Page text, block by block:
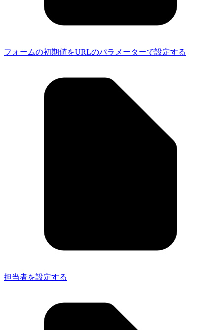
フォームの初期値をURLのパラメーターで設定する
担当者を設定する